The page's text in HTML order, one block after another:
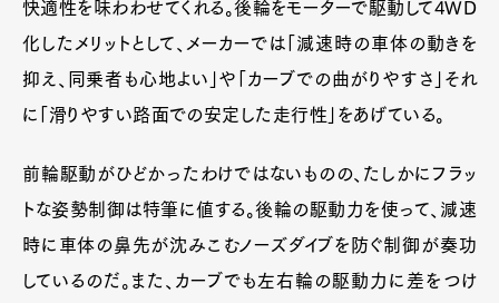
快適性を味わわせてくれる。後輪をモーターで駆動して4WD
化したメリットとして、メーカーでは「減速時の車体の動きを
抑え、同乗者も心地よい」や「カーブでの曲がりやすさ」それ
に「滑りやすい路面での安定した走行性」をあげている。
前輪駆動がひどかったわけではないものの、たしかにフラッ
トな姿勢制御は特筆に値する。後輪の駆動力を使って、減速
時に車体の鼻先が沈みこむノーズダイブを防ぐ制御が奏功
しているのだ。また、カーブでも左右輪の駆動力に差をつけ